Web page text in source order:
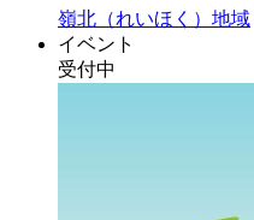
嶺北（れいほく）地域
イベント
受付中